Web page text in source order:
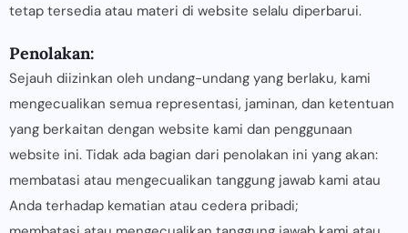
tetap tersedia atau materi di website selalu diperbarui.
Penolakan:
Sejauh diizinkan oleh undang-undang yang berlaku, kami
mengecualikan semua representasi, jaminan, dan ketentuan
yang berkaitan dengan website kami dan penggunaan
website ini. Tidak ada bagian dari penolakan ini yang akan:
membatasi atau mengecualikan tanggung jawab kami atau
Anda terhadap kematian atau cedera pribadi;